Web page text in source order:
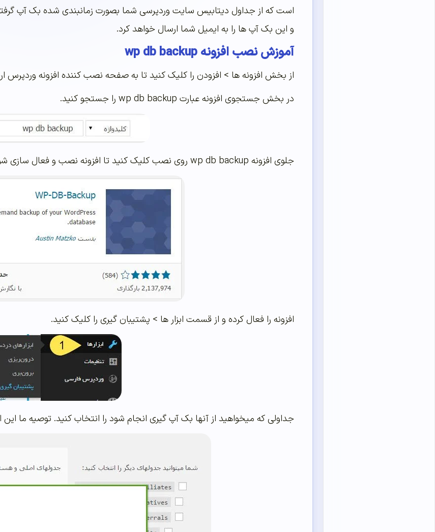
است که از جداول دیتابیس سایت وردپرسی شما بصورت زمانبندی شده بک آپ
و این بک آپ ها را به ایمیل شما ارسال خواهد کرد.
آموزش نصب افزونه wp db backup
از بخش افزونه ها > افزودن را کلیک کنید تا به صفحه نصب کننده افزونه وردپرس
در بخش جستجوی افزونه عبارت wp db backup را جستجو کنید.
جلوی افزونه wp db backup روی نصب کلیک کنید تا افزونه نصب و فعال سازی شود.
افزونه را فعال کرده و از قسمت ابزار ها > پشتیبان گیری را کلیک کنید.
جداولی که میخواهید از آنها بک آپ گیری انجام شود را انتخاب کنید. توصیه ما